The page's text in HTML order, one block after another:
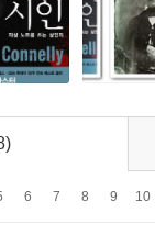
6 7 8 9 10